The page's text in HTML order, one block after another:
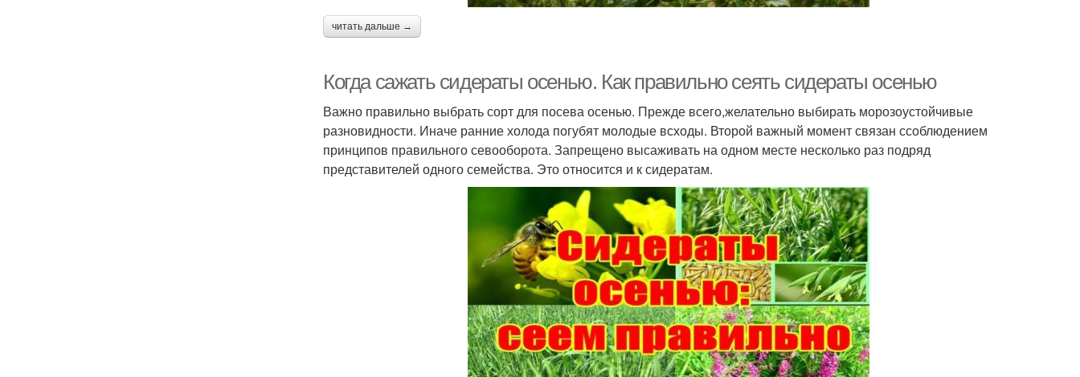
читать дальше →
Когда сажать сидераты осенью. Как правильно сеять сидераты осенью
Важно правильно выбрать сорт для посева осенью. Прежде всего,желательно выбирать морозоустойчивые
разновидности. Иначе ранние холода погубят молодые всходы. Второй важный момент связан ссоблюдением
принципов правильного севооборота. Запрещено высаживать на одном месте несколько раз подряд
представителей одного семейства. Это относится и к сидератам.